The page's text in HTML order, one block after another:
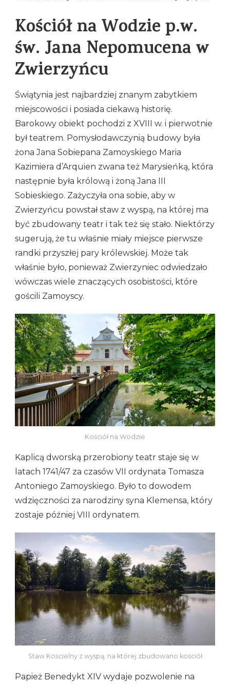
Kościół na Wodzie p.w.
św. Jana Nepomucena w
Zwierzyńcu
Świątynia jest najbardziej znanym zabytkiem
miejscowości i posiada ciekawą historię.
Barokowy obiekt pochodzi z XVIII w. i pierwotnie
był teatrem. Pomysłodawczynią budowy była
żona Jana Sobiepana Zamoyskiego Maria
Kazimiera d’Arquien zwana też Marysieńką, która
następnie była królową i żoną Jana III
Sobieskiego. Zażyczyła ona sobie, aby w
Zwierzyńcu powstał staw z wyspą, na której ma
być zbudowany teatr i tak też się stało. Niektórzy
sugerują, że tu właśnie miały miejsce pierwsze
randki przyszłej pary królewskiej. Może tak
właśnie było, ponieważ Zwierzyniec odwiedzało
wówczas wiele znaczących osobistości, które
gościli Zamoyscy.
Kościół na Wodzie
Kaplicą dworską przerobiony teatr staje się w
latach 1741/47 za czasów VII ordynata Tomasza
Antoniego Zamoyskiego. Było to dowodem
wdzięczności za narodziny syna Klemensa, który
zostaje później VIII ordynatem.
Staw Kościelny z wyspą, na której zbudowano kościół
Papież Benedykt XIV wydaje pozwolenie na